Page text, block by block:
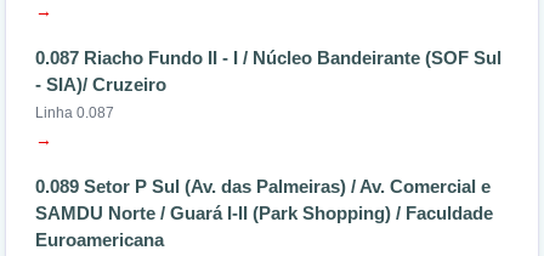
→
0.087 Riacho Fundo II - I / Núcleo Bandeirante (SOF Sul
- SIA)/ Cruzeiro
Linha 0.087
→
0.089 Setor P Sul (Av. das Palmeiras) / Av. Comercial e
SAMDU Norte / Guará I-II (Park Shopping) / Faculdade
Euroamericana